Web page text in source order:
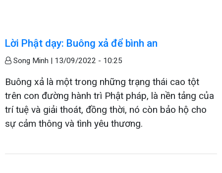
Lời Phật dạy: Buông xả để bình an
Song Minh | 13/09/2022 - 10:25
Buông xả là một trong những trạng thái cao tột
trên con đường hành trì Phật pháp, là nền tảng của
trí tuệ và giải thoát, đồng thời, nó còn bảo hộ cho
sự cảm thông và tình yêu thương.